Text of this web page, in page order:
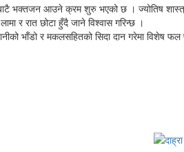
आउने क्रम शुरु भएको छ । ज्योतिष
र रात छोटा हुँदै जाने विश्वास गरिन्छ ।
भाँडो र मकलसहितको सिदा दान गरेमा विशेष फल